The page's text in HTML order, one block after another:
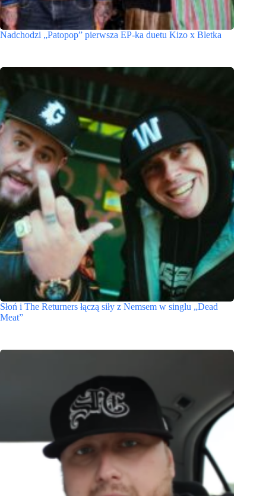
Nadchodzi „Patopop” pierwsza EP-ka duetu Kizo x Bletka
Słoń i The Returners łączą siły z Nemsem w singlu „Dead
Meat”